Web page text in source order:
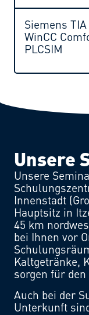
Siemens
WinCC
PLCSIM
Unsere
Unsere
Innenstadt
Hauptsitz in
45 km
bei Ihnen vor
Kaltgetränke,
sorgen für
Auch bei der
Unterkunft